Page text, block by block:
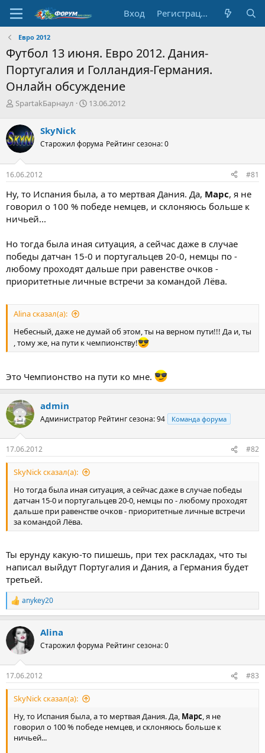
Вход Регистрация
Евро 2012
Футбол 13 июня. Евро 2012. Дания-
Португалия и Голландия-Германия.
Онлайн обсуждение
А
т
о
р
т
е
м
SpartakБарнаул
Д
н
ч
а
13.06.2012
SkyNick
Старожил форума Рейтинг сезона: 0
16.06.2012 #81
Ну, то Испания была, а то мертвая Дания. Да, Марс, я не
говорил о 100 % победе немцев, и склоняюсь больше к
ничьей...
Но тогда была иная ситуация, а сейчас даже в случае
победы датчан 15-0 и португальцев 20-0, немцы по -
любому проходят дальше при равенстве очков -
приоритетные личные встречи за командой Лёва.
Alina сказал(а):
Небесный, даже не думай об этом, ты на верном пути!!! Да и, ты
, тому же, на пути к чемпионству!
Это Чемпионство на пути ко мне.
admin
Администратор Рейтинг сезона: 94 Команда форума
17.06.2012 #82
SkyNick сказал(а):
Но тогда была иная ситуация, а сейчас даже в случае победы
датчан 15-0 и португальцев 20-0, немцы по - любому проходят
дальше при равенстве очков - приоритетные личные встречи
за командой Лёва.
Ты ерунду какую-то пишешь, при тех раскладах, что ты
написал выйдут Португалия и Дания, а Германия будет
третьей.
Р
е
к
ц
и
anykey20
Alina
Старожил форума Рейтинг сезона: 0
17.06.2012 #83
SkyNick сказал(а):
Ну, то Испания была, а то мертвая Дания. Да, Марс, я не
говорил о 100 % победе немцев, и склоняюсь больше к
ничьей...